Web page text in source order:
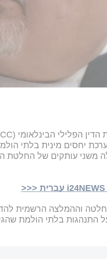
יחסים מינית בלתי
משני עותקים של החלטת
וההמלצה הרשמית
בעקבות תלונה על התנהגות בלתי